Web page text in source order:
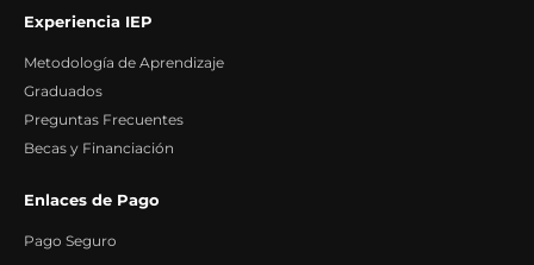
Experiencia IEP
Metodología de Aprendizaje
Graduados
Preguntas Frecuentes
Becas y Financiación
Enlaces de Pago
Pago Seguro